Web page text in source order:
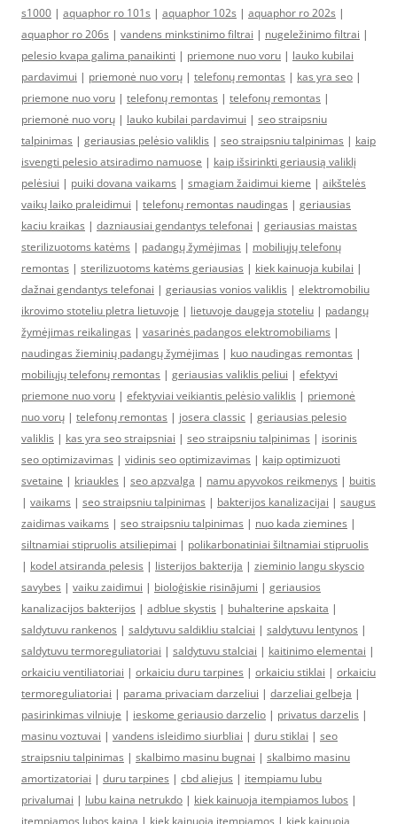
s1000 | aquaphor ro 101s | aquaphor 102s | aquaphor ro 202s |
aquaphor ro 206s | vandens minkstinimo filtrai | nugeležinimo filtrai |
pelesio kvapa galima panaikinti | priemone nuo voru | lauko kubilai
pardavimui | priemonė nuo vorų | telefonų remontas | kas yra seo |
priemone nuo voru | telefonų remontas | telefonų remontas |
priemonė nuo vorų | lauko kubilai pardavimui | seo straipsniu
talpinimas | geriausias pelėsio valiklis | seo straipsniu talpinimas | kaip
isvengti pelesio atsiradimo namuose | kaip išsirinkti geriausią valiklį
pelėsiui | puiki dovana vaikams | smagiam žaidimui kieme | aikštelės
vaikų laiko praleidimui | telefonų remontas naudingas | geriausias
kaciu kraikas | dazniausiai gendantys telefonai | geriausias maistas
sterilizuotoms katėms | padangų žymėjimas | mobiliųjų telefonų
remontas | sterilizuotoms katėms geriausias | kiek kainuoja kubilai |
dažnai gendantys telefonai | geriausias vonios valiklis | elektromobiliu
ikrovimo stoteliu pletra lietuvoje | lietuvoje daugeja stoteliu | padangų
žymėjimas reikalingas | vasarinės padangos elektromobiliams |
naudingas žieminių padangų žymėjimas | kuo naudingas remontas |
mobiliųjų telefonų remontas | geriausias valiklis peliui | efektyvi
priemone nuo voru | efektyviai veikiantis pelėsio valiklis | priemonė
nuo vorų | telefonų remontas | josera classic | geriausias pelesio
valiklis | kas yra seo straipsniai | seo straipsniu talpinimas | isorinis
seo optimizavimas | vidinis seo optimizavimas | kaip optimizuoti
svetaine | kriaukles | seo apzvalga | namu apyvokos reikmenys | buitis
| vaikams | seo straipsniu talpinimas | bakterijos kanalizacijai | saugus
zaidimas vaikams | seo straipsniu talpinimas | nuo kada ziemines |
siltnamiai stipruolis atsiliepimai | polikarbonatiniai šiltnamiai stipruolis
| kodel atsiranda pelesis | listerijos bakterija | zieminio langu skyscio
savybes | vaiku zaidimui | bioloģiskie risinājumi | geriausios
kanalizacijos bakterijos | adblue skystis | buhalterine apskaita |
saldytuvu rankenos | saldytuvu saldikliu stalciai | saldytuvu lentynos |
saldytuvu termoreguliatoriai | saldytuvu stalciai | kaitinimo elementai |
orkaiciu ventiliatoriai | orkaiciu duru tarpines | orkaiciu stiklai | orkaiciu
termoreguliatoriai | parama privaciam darzeliui | darzeliai gelbeja |
pasirinkimas vilniuje | ieskome geriausio darzelio | privatus darzelis |
masinu voztuvai | vandens isleidimo siurbliai | duru stiklai | seo
straipsniu talpinimas | skalbimo masinu bugnai | skalbimo masinu
amortizatoriai | duru tarpines | cbd aliejus | itempiamu lubu
privalumai | lubu kaina netrukdo | kiek kainuoja itempiamos lubos |
itempiamos lubos kaina | kiek kainuoja itempiamos | kiek kainuoja